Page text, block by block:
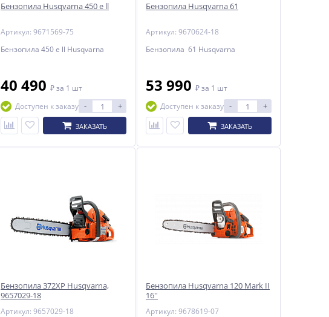
Бензопила Husqvarna 450 e ll
Артикул: 9671569-75
Бензопила 450 e ll Husqvarna
40 490 ₽за 1 шт
Доступен к заказу - +
ЗАКАЗАТЬ
Бензопила Husqvarna 61
Артикул: 9670624-18
Бензопила 61 Husqvarna
53 990 ₽за 1 шт
Доступен к заказу - +
ЗАКАЗАТЬ
Бензопила 372XP Husqvarna,
9657029-18
Артикул: 9657029-18
Бензопила Husqvarna 120 Mark II
16''
Артикул: 9678619-07